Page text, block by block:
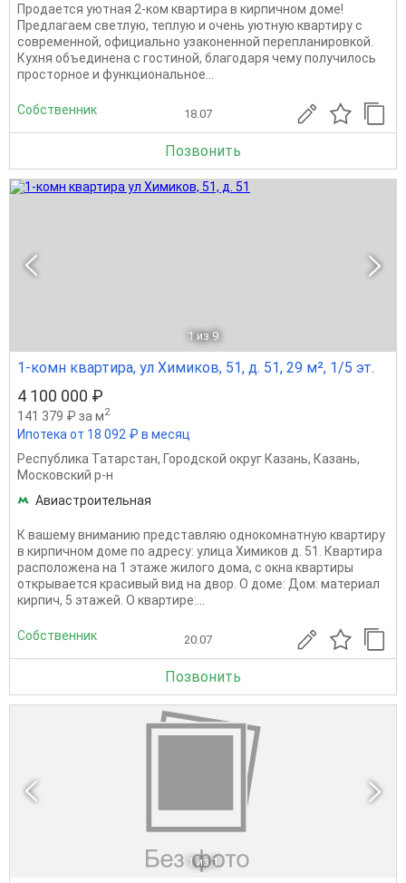
Продается уютная 2-ком квартира в кирпичном доме!
Предлагаем светлую, теплую и очень уютную квартиру с
современной, официально узаконенной перепланировкой.
Кухня объединена с гостиной, благодаря чему получилось
просторное и функциональное...
Собственник 18.07
Позвонить
1 из 9
1-комн квартира, ул Химиков, 51, д. 51, 29 м², 1/5 эт.
4 100 000 ₽
141 379 ₽ за м2
Ипотека от 18 092 ₽ в месяц
Республика Татарстан, Городской округ Казань, Казань,
Московский р-н
Авиастроительная
К вашему вниманию представляю однокомнатную квартиру
в кирпичном доме по адресу: улица Химиков д. 51. Квартира
расположена на 1 этаже жилого дома, с окна квартиры
открывается красивый вид на двор. О доме: Дом: материал
кирпич, 5 этажей. О квартире:...
Собственник 20.07
Позвонить
1 из 1